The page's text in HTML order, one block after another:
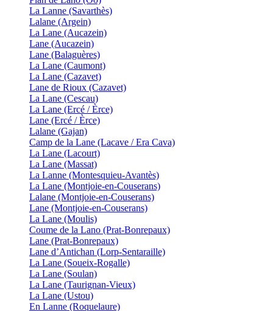
La Lanne (Savarthès)
Lalane (Argein)
La Lane (Aucazein)
Lane (Aucazein)
Lane (Balaguères)
La Lane (Caumont)
La Lane (Cazavet)
Lane de Rioux (Cazavet)
La Lane (Cescau)
La Lane (Ercé / Èrce)
Lane (Ercé / Èrce)
Lalane (Gajan)
Camp de la Lane (Lacave / Era Cava)
La Lane (Lacourt)
La Lane (Massat)
La Lanne (Montesquieu-Avantès)
La Lane (Montjoie-en-Couserans)
Lalane (Montjoie-en-Couserans)
Lane (Montjoie-en-Couserans)
La Lane (Moulis)
Coume de la Lano (Prat-Bonrepaux)
Lane (Prat-Bonrepaux)
Lane d’Antichan (Lorp-Sentaraille)
La Lane (Soueix-Rogalle)
La Lane (Soulan)
La Lane (Taurignan-Vieux)
La Lane (Ustou)
En Lanne (Roquelaure)